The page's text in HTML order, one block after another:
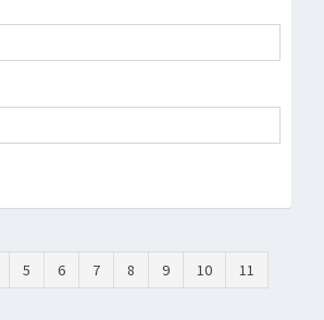
5 6 7 8 9 10 11